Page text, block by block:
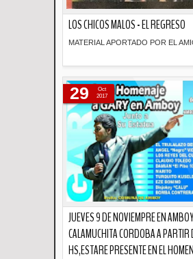
LOS CHICOS MALOS - EL REGRESO
MATERIAL APORTADO POR EL
JUEVES 9 DE NOVIEMPRE EN AMBOY
CALAMUCHITA CORDOBA A PARTIR
HS,ESTARE PRESENTE EN EL
29
Oct
2017